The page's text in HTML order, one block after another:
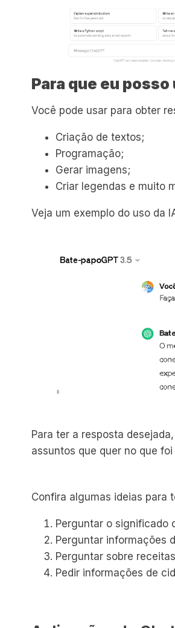
Para que eu posso
Você pode usar para obter
Criação de textos;
Programação;
Gerar imagens;
Criar legendas e muito
Veja um exemplo do uso da
Para ter a resposta
assuntos que quer no que
Confira algumas ideias para
Perguntar o significado
Perguntar informações
Perguntar sobre
Pedir informações de